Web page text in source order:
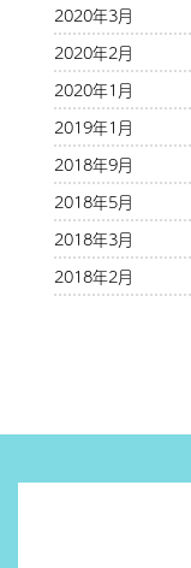
2020年3月
2020年2月
2020年1月
2019年1月
2018年9月
2018年5月
2018年3月
2018年2月